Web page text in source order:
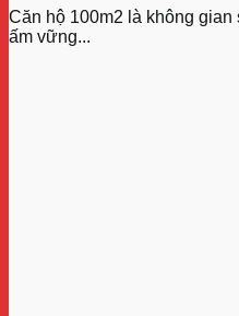
Căn hộ 100m2 là không
ấm vững...